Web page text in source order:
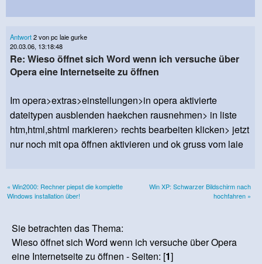
Antwort2 von pc laie gurke
20.03.06, 13:18:48
Re: Wieso öffnet sich Word wenn ich versuche über
Opera eine Internetseite zu öffnen
Im opera>extras>einstellungen>in opera aktivierte
dateitypen ausblenden haekchen rausnehmen> in liste
htm,html,shtml markieren> rechts bearbeiten klicken> jetzt
nur noch mit opa öffnen aktivieren und ok gruss vom laie
« Win2000: Rechner piepst die komplette
Windows installation über!
Win XP: Schwarzer Bildschirm nach
hochfahren »
Sie betrachten das Thema:
Wieso öffnet sich Word wenn ich versuche über Opera
eine Internetseite zu öffnen - Seiten: [1]